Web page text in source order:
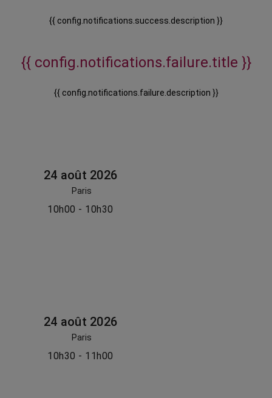
{{ config.notifications.success.description }}
{{ config.notifications.failure.title }}
{{ config.notifications.failure.description }}
24 août 2026
Paris
10h00 - 10h30
24 août 2026
Paris
10h30 - 11h00